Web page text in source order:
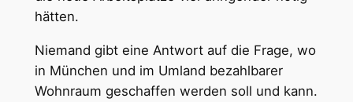
hätten.
Niemand gibt eine Antwort auf die Frage, wo
in München und im Umland bezahlbarer
Wohnraum geschaffen werden soll und kann.